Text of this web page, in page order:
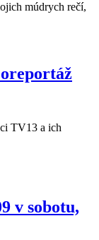
múdrych rečí,
TV13 a ich
v sobotu,